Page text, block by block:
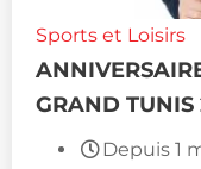
Sports et Loisirs
GRAND TUNIS
Depuis 1